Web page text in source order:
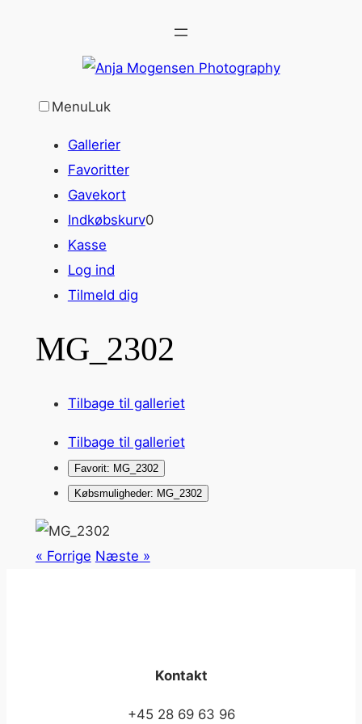
MenuLuk
Gallerier
Favoritter
Gavekort
Indkøbskurv0
Kasse
Log ind
Tilmeld dig
MG_2302
Tilbage til galleriet
Tilbage til galleriet
Favorit: MG_2302
Købsmuligheder: MG_2302
« Forrige Næste »
Kontakt
+45 28 69 63 96